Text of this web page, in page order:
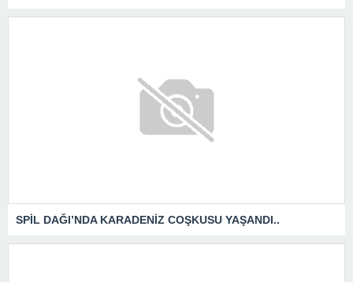
SPİL DAĞI’NDA KARADENİZ COŞKUSU YAŞANDI..